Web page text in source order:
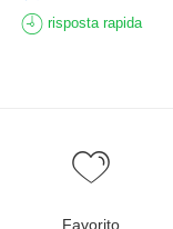
risposta rapida
Favorito